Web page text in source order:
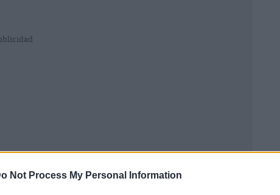
Not Process My Personal Information